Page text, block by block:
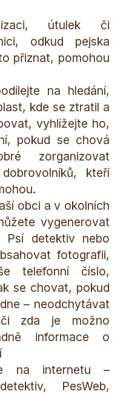
útulek či
odkud pejska
přiznat, pomohou
na hledání,
kde se ztratil a
vyhlížejte ho,
pokud se chová
zorganizovat
kteří
obci a v okolních
vygenerovat
Psí detektiv nebo
fotografii,
telefonní číslo,
se chovat, pokud
– neodchytávat
zda je možno
informace o
na internetu –
PesWeb,